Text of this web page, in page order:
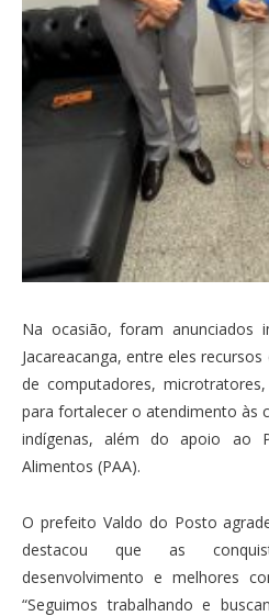
Na ocasião, foram anunciados
Jacareacanga, entre eles
de computadores,
para fortalecer o atendimento às
indígenas, além do apoio ao
Alimentos (PAA).
O prefeito Valdo do Posto
destacou que as
desenvolvimento e melhores
“Seguimos trabalhando e